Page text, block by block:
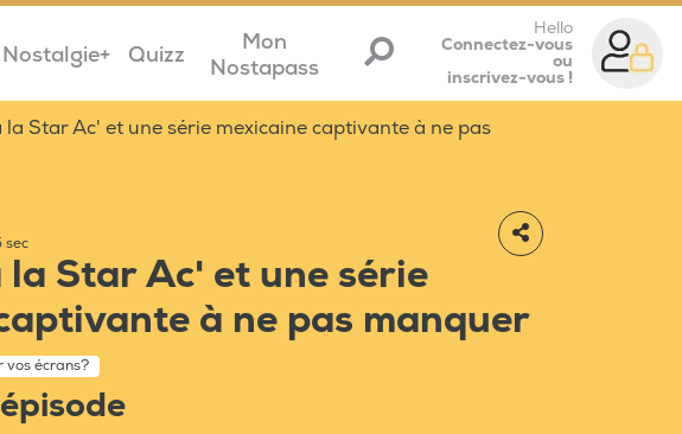
Nostalgie+ Quizz
Mon
Nostapass
Hello
Connectez-vous
ou
inscrivez-vous !
la Star Ac' et une série mexicaine captivante à ne pas
sec
la Star Ac' et une série
à ne pas manquer
vos écrans?